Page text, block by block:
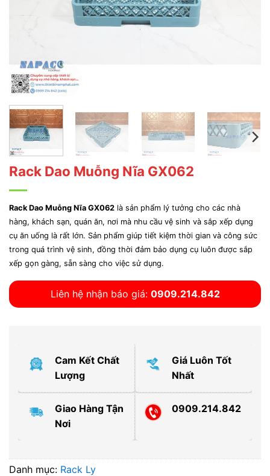
Rack Dao Muỗng Nĩa GX062
Rack Dao Muỗng Nĩa GX062 là sản phẩm lý tưởng cho các nhà
hàng, khách sạn, quán ăn, nơi mà nhu cầu vệ sinh và sắp xếp dụng
cụ ăn uống là rất lớn. Sản phẩm giúp tiết kiệm thời gian và công sức
trong quá trình vệ sinh, đồng thời đảm bảo dụng cụ luôn được sắp
xếp gọn gàng, sẵn sàng cho việc sử dụng.
Liên hệ nhận báo giá: 0909.214.842
Cam Kết Chất
Lượng
Giá Luôn Tốt
Nhất
Giao Hàng Tận
Nơi
0909.214.842
Danh mục: Rack Ly